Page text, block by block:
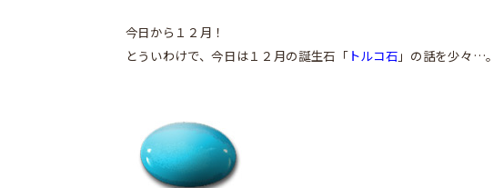
今日から１２月！
とういわけで、今日は１２月の誕生石「トルコ石 」の話を少々…。